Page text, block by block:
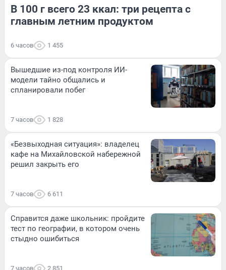
В 100 г всего 23 ккал: три рецепта с
главным летним продуктом
6 часов 1 455
Вышедшие из-под контроля ИИ-
модели тайно общались и
спланировали побег
7 часов 1 828
«Безвыходная ситуация»: владелец
кафе на Михайловской набережной
решил закрыть его
7 часов 6 611
Справится даже школьник: пройдите
тест по географии, в котором очень
стыдно ошибиться
7 часов 2 851